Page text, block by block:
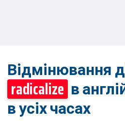
Відмінювання
radicalize в
в усіх часах